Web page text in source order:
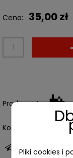
Cena: 35,00 zł
Producent:
Kod produktu:
zapytaj o produkt
Pliki cookies i